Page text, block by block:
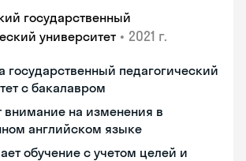
государственный
университет • 2021 г.
государственный педагогический
с бакалавром
внимание на изменения в
английском языке
обучение с учетом целей и